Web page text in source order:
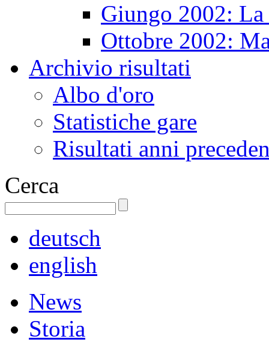
Giungo 2002: La
Ottobre 2002:
Archivio risultati
Albo d'oro
Statistiche gare
Risultati anni
Cerca
deutsch
english
News
Storia